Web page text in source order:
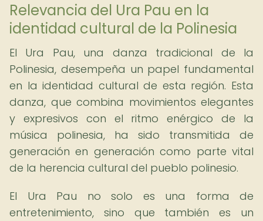
Relevancia del Ura Pau en la
identidad cultural de la Polinesia
El Ura Pau, una danza tradicional de la
Polinesia, desempeña un papel fundamental
en la identidad cultural de esta región. Esta
danza, que combina movimientos elegantes
y expresivos con el ritmo enérgico de la
música polinesia, ha sido transmitida de
generación en generación como parte vital
de la herencia cultural del pueblo polinesio.
El Ura Pau no solo es una forma de
entretenimiento, sino que también es un